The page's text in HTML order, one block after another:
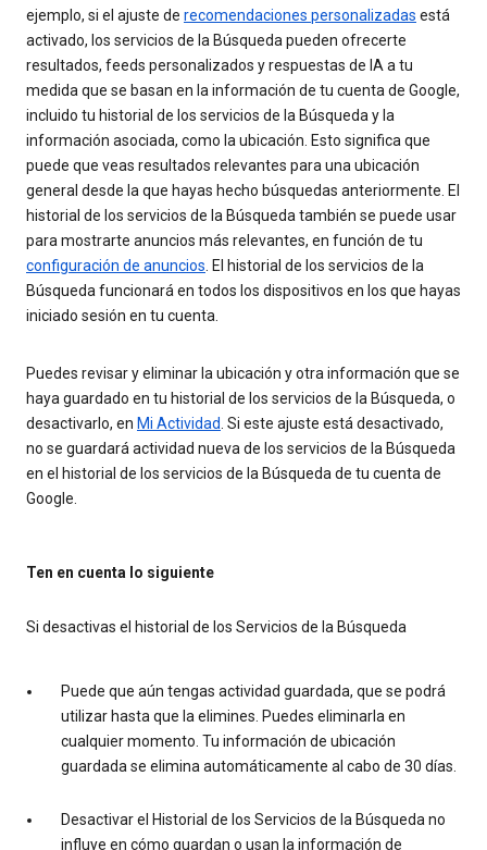
ejemplo, si el ajuste de recomendaciones personalizadas está
activado, los servicios de la Búsqueda pueden ofrecerte
resultados, feeds personalizados y respuestas de IA a tu
medida que se basan en la información de tu cuenta de Google,
incluido tu historial de los servicios de la Búsqueda y la
información asociada, como la ubicación. Esto significa que
puede que veas resultados relevantes para una ubicación
general desde la que hayas hecho búsquedas anteriormente. El
historial de los servicios de la Búsqueda también se puede usar
para mostrarte anuncios más relevantes, en función de tu
configuración de anuncios. El historial de los servicios de la
Búsqueda funcionará en todos los dispositivos en los que hayas
iniciado sesión en tu cuenta.
Puedes revisar y eliminar la ubicación y otra información que se
haya guardado en tu historial de los servicios de la Búsqueda, o
desactivarlo, en Mi Actividad. Si este ajuste está desactivado,
no se guardará actividad nueva de los servicios de la Búsqueda
en el historial de los servicios de la Búsqueda de tu cuenta de
Google.
Ten en cuenta lo siguiente
Si desactivas el historial de los Servicios de la Búsqueda
Puede que aún tengas actividad guardada, que se podrá
utilizar hasta que la elimines. Puedes eliminarla en
cualquier momento. Tu información de ubicación
guardada se elimina automáticamente al cabo de 30 días.
Desactivar el Historial de los Servicios de la Búsqueda no
influye en cómo guardan o usan la información de